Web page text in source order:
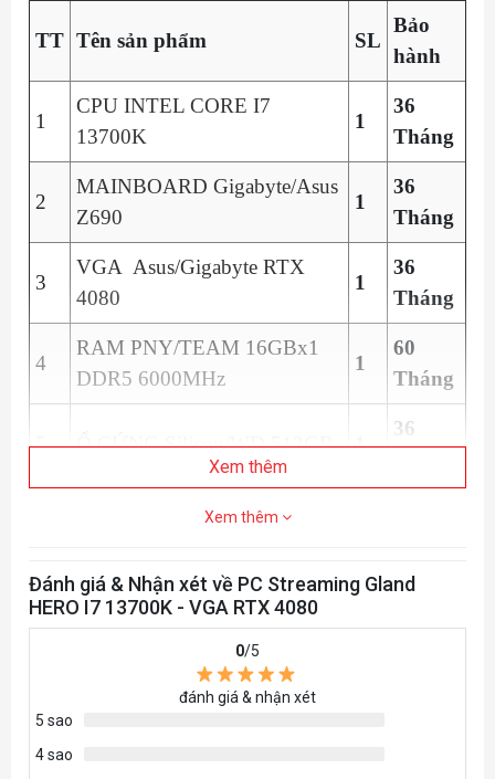
TT Tên sản phẩm SL
Bảo
hành
1
CPU INTEL CORE I7
13700K
1
36
Tháng
2
MAINBOARD Gigabyte/Asus
Z690
1
36
Tháng
3
VGA Asus/Gigabyte RTX
4080
1
36
Tháng
4
RAM PNY/TEAM 16GBx1
DDR5 6000MHz
1
60
Tháng
5 Ổ CỨNG Silicon/WD 512GB 1
36
NGUỒN DEEPCOOL 850W
7 VỎ CASE CORSAIR 4000D
12
Capture Card ELGATO
Xem thêm
Xem thêm
Đánh giá & Nhận xét về PC Streaming Gland
HERO I7 13700K - VGA RTX 4080
0/5
đánh giá & nhận xét
5 sao
4 sao